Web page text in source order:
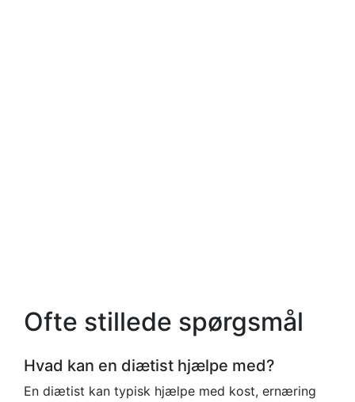
Ofte stillede spørgsmål
Hvad kan en diætist hjælpe med?
En diætist kan typisk hjælpe med kost, ernæring